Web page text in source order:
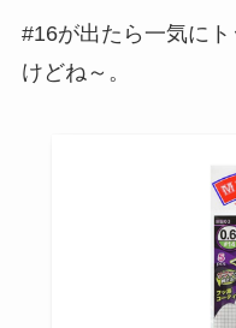
#16が出たら一気に
けどね～。